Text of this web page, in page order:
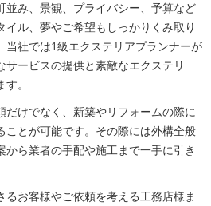
並み、景観、プライバシー、予算など
ル、夢やご希望もしっかりくみ取り
当社では1級エクステリアプランナーが
ービスの提供と素敵なエクステリ
。
だけでなく、新築やリフォームの際に
ことが可能です。その際には外構全般
ら業者の手配や施工まで一手に引き
お客様やご依頼を考える工務店様ま